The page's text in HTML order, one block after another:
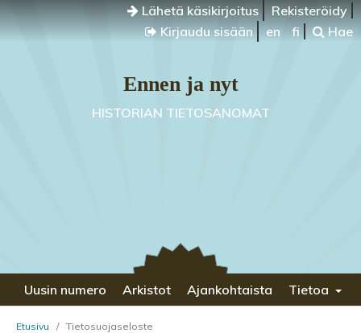
Lähetä käsikirjoitus
Rekisteröidy
Kirjaudu sisään
en fi Hae
Ennen ja nyt
HISTORIAN TIETOSANOMAT
Uusin numero Arkistot Ajankohtaista Tietoa
Etusivu / Tietosuojaseloste